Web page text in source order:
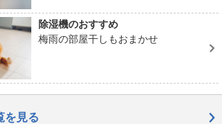
除湿機のおすすめ
梅雨の部屋干しもおまかせ
を見る